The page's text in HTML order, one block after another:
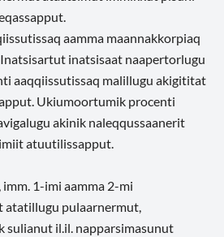
aamma maannakkorpiaq
inatsisaat naapertorlugu
aaqqiissutissaq malillugu akigititat
Ukiumoortumik procenti
akinik naleqqussaanerit
atuutilissapput.
imm. 1-imi aamma 2-mi
pulaarnermut,
sulianut il.il. napparsimasunut